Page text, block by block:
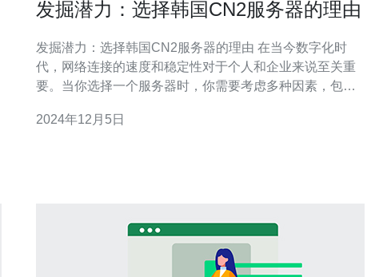
发掘潜力：选择韩国CN2服务器的理由
发掘潜力：选择韩国CN2服务器的理由 在当今数字化时
代，网络连接的速度和稳定性对于个人和企业来说至关重
要。当你选择一个服务器时，你需要考虑多种因素，包括
个备受推崇的选择，它提供了许多优势，可以满足您的需
2024年12月5日